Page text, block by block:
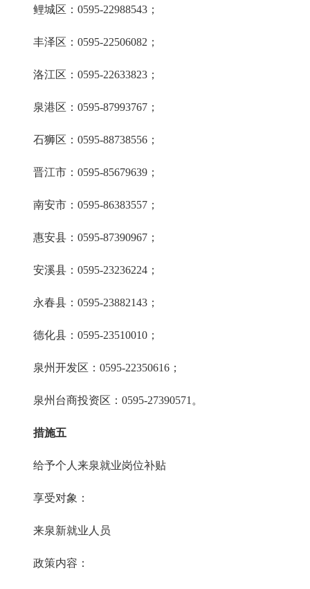
鲤城区：0595-22988543；
丰泽区：0595-22506082；
洛江区：0595-22633823；
泉港区：0595-87993767；
石狮区：0595-88738556；
晋江市：0595-85679639；
南安市：0595-86383557；
惠安县：0595-87390967；
安溪县：0595-23236224；
永春县：0595-23882143；
德化县：0595-23510010；
泉州开发区：0595-22350616；
泉州台商投资区：0595-27390571。
措施五
给予个人来泉就业岗位补贴
享受对象：
来泉新就业人员
政策内容：